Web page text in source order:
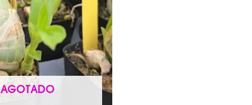
AGOTADO